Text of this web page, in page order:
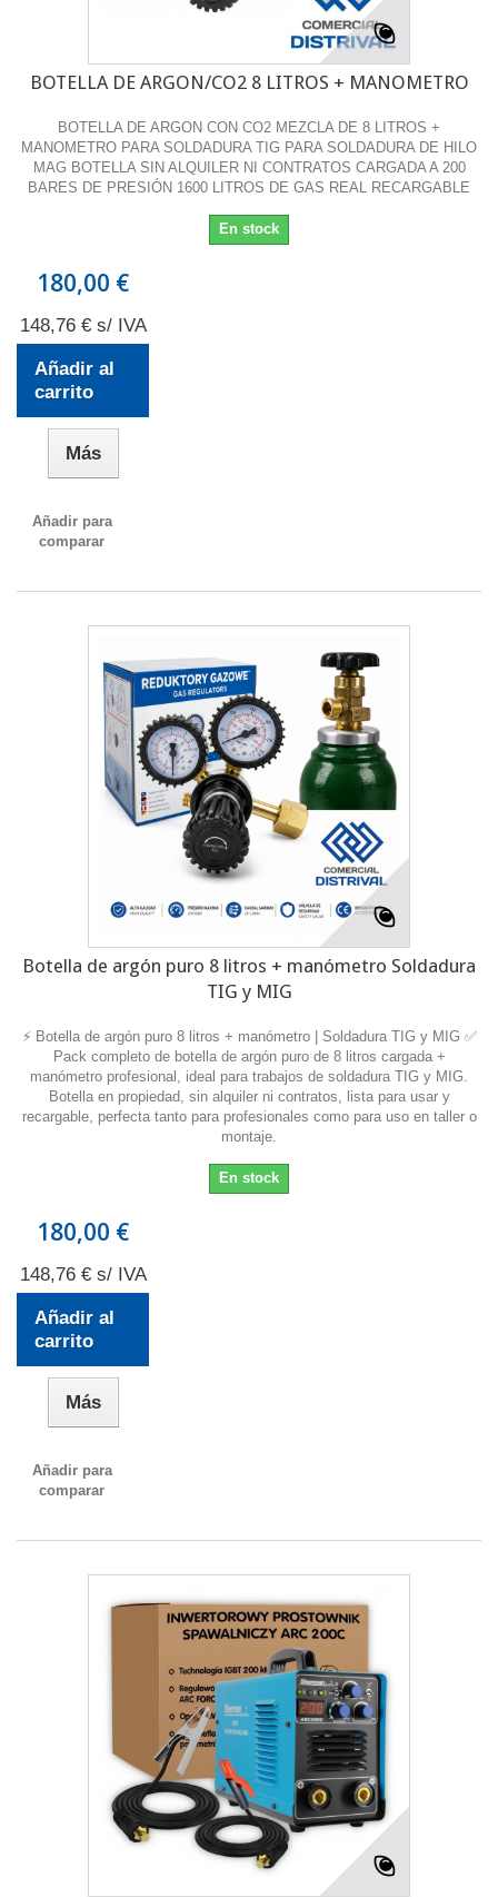
BOTELLA DE ARGON/CO2 8 LITROS + MANOMETRO
BOTELLA DE ARGON CON CO2 MEZCLA DE 8 LITROS +
MANOMETRO PARA SOLDADURA TIG PARA SOLDADURA DE HILO
MAG BOTELLA SIN ALQUILER NI CONTRATOS CARGADA A 200
BARES DE PRESIÓN 1600 LITROS DE GAS REAL RECARGABLE
En stock
180,00 €
148,76 € s/ IVA
Añadir al
carrito
Más
Añadir para
comparar
Botella de argón puro 8 litros + manómetro Soldadura
TIG y MIG
⚡ Botella de argón puro 8 litros + manómetro | Soldadura TIG y MIG ✅
Pack completo de botella de argón puro de 8 litros cargada +
manómetro profesional, ideal para trabajos de soldadura TIG y MIG.
Botella en propiedad, sin alquiler ni contratos, lista para usar y
recargable, perfecta tanto para profesionales como para uso en taller o
montaje.
En stock
180,00 €
148,76 € s/ IVA
Añadir al
carrito
Más
Añadir para
comparar